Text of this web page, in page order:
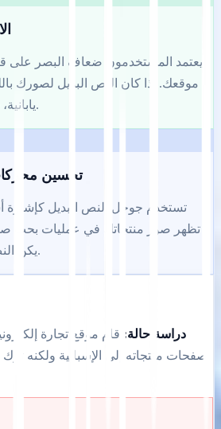
يعتمد المستخدمون ضعاف البصر على
موقعك. إذا كان النص البديل لصورك
يابانية، فإن التجربة تكون معطلة.
تحسين
تستخدم جوجل النص البديل كإشارة
تظهر صور منتجاتك في عمليات بحث
يكن النص البديل باللغة الفرنسية.
دراسة حالة: قام موقع تجارة
صفحات منتجاته إلى الإسبانية ولكنه ترك